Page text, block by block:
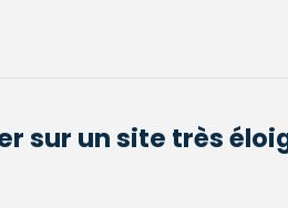
sur un site très